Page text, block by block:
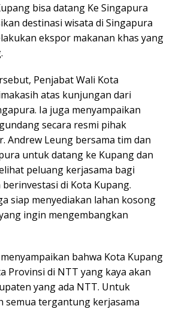
bisa datang Ke Singapura
destinasi wisata di Singapura
ekspor makanan khas yang
Penjabat Wali Kota
atas kunjungan dari
Ia juga menyampaikan
secara resmi pihak
Andrew Leung bersama tim dan
untuk datang ke Kupang dan
peluang kerjasama bagi
di Kota Kupang.
siap menyediakan lahan kosong
ingin mengembangkan
bahwa Kota Kupang
Provinsi di NTT yang kaya akan
yang ada NTT. Untuk
semua tergantung kerjasama